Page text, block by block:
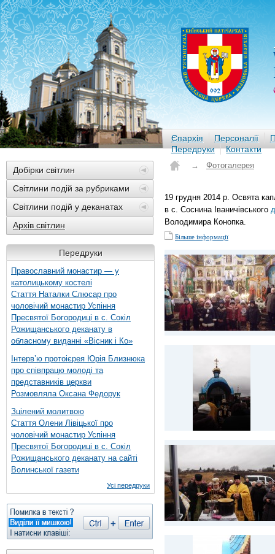
Єпархія Персоналії
Передруки
Контакти
Добірки світлин
Світлини подій за рубриками
Світлини подій у деканатах
Архів світлин
Передруки
Православний монастир — у
католицькому костелі
Стаття Наталки Слюсар про
чоловічий монастир Успіння
Пресвятої Богородиці в с. Сокіл
Рожищанського деканату в
обласному виданні «Вісник і Ко»
Інтерв’ю протоієрея Юрія Близнюка
про співпрацю молоді та
представників церкви
Розмовляла Оксана Федорук
Зцілений молитвою
Стаття Олени Лівіцької про
чоловічий монастир Успіння
Пресвятої Богородиці в с. Сокіл
Рожищанського деканату на сайті
Волинської газети
Усі передруки
→ Фотогалерея
19 грудня 2014 р. Освята
в с. Соснина Іваничівського
Володимира Конопка.
Більше інформації